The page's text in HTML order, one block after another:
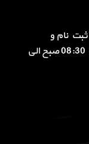
نام و
سوالات آموزشی مرتبط با دوره ها از ساعت 08:30 صبح الی